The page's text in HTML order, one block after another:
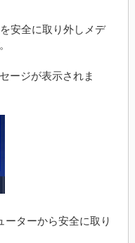
安全に取り外しメデ
ージが表示されま
ーターから安全に取り